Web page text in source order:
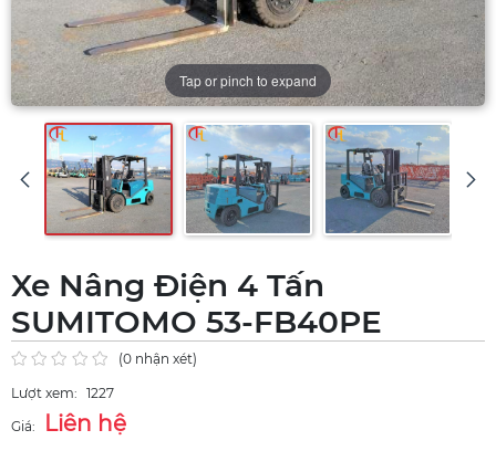
Tap or pinch to expand
Xe Nâng Điện 4 Tấn
SUMITOMO 53-FB40PE
(0 nhận xét)
Lượt xem: 1227
Giá:
Liên hệ